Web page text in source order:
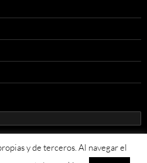
y de terceros. Al navegar el